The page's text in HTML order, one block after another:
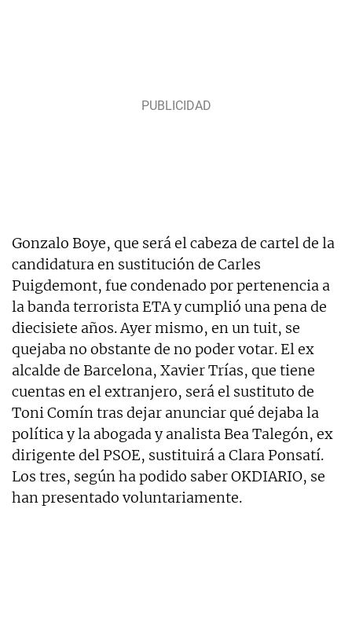
Gonzalo Boye, que será el cabeza de cartel de la
candidatura en sustitución de Carles
Puigdemont, fue condenado por pertenencia a
la banda terrorista ETA y cumplió una pena de
diecisiete años. Ayer mismo, en un tuit, se
quejaba no obstante de no poder votar. El ex
alcalde de Barcelona, Xavier Trías, que tiene
cuentas en el extranjero, será el sustituto de
Toni Comín tras dejar anunciar qué dejaba la
política y la abogada y analista Bea Talegón, ex
dirigente del PSOE, sustituirá a Clara Ponsatí.
Los tres, según ha podido saber OKDIARIO, se
han presentado voluntariamente.